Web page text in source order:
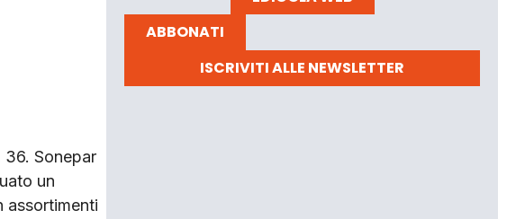
Sonepar
un
assortimenti
ABBONATI
ISCRIVITI ALLE NEWSLETTER